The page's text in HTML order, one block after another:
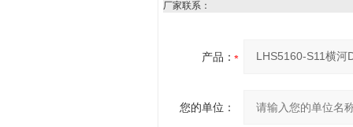
厂家联系：
产品：
您的单位：